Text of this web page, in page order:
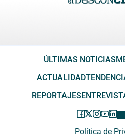
ÚLTIMAS NOTICIAS
ACTUALIDAD
REPORTAJES
Política de